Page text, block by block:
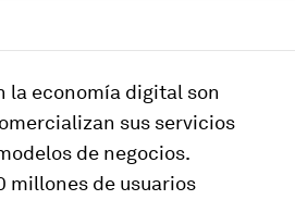
la economía digital son
sus servicios
de negocios.
millones de usuarios